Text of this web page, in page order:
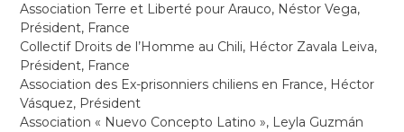
Association Terre et Liberté pour Arauco, Néstor Vega,
Président, France
Collectif Droits de l’Homme au Chili, Héctor Zavala Leiva,
Président, France
Association des Ex-prisonniers chiliens en France, Héctor
Vásquez, Président
Association « Nuevo Concepto Latino », Leyla Guzmán